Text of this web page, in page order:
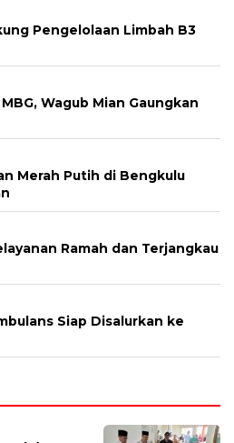
Pengelolaan Limbah B3
Wagub Mian Gaungkan
Merah Putih di Bengkulu
Ramah dan Terjangkau
Siap Disalurkan ke